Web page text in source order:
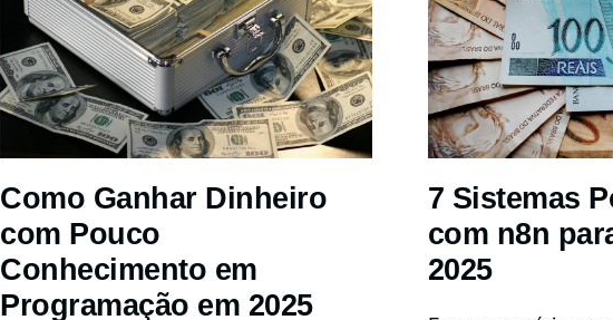
Como Ganhar Dinheiro
com Pouco
Conhecimento em
Programação em 2025
7 Sistemas
com n8n
2025